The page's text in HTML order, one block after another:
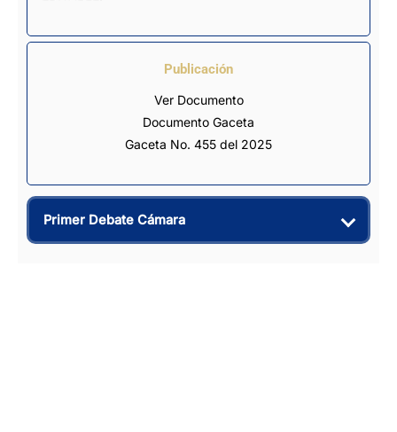
Publicación
Ver Documento
Documento Gaceta
Gaceta No. 455 del 2025
Primer Debate Cámara